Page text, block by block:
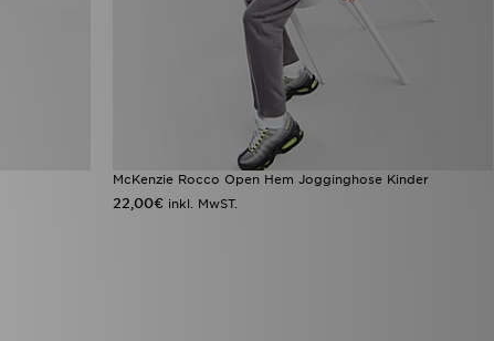
McKenzie Rocco Open Hem Jogginghose Kinder
22,00€ inkl. MwST.